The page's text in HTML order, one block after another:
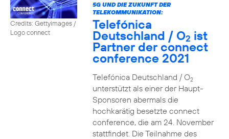
Credits: Gettyimages /
Logo connect
5G UND DIE ZUKUNFT DER
TELEKOMMUNIKATION:
Telefónica
Deutschland / O2 ist
Partner der connect
conference 2021
Telefónica Deutschland / O2
unterstützt als einer der Haupt-
Sponsoren abermals die
hochkarätig besetzte connect
conference, die am 24. November
stattfindet. Die Teilnahme des